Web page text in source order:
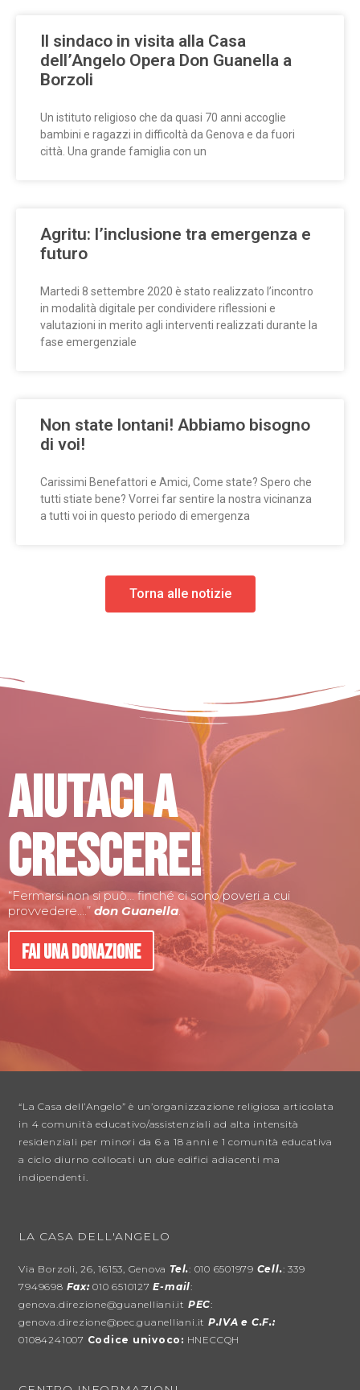
Il sindaco in visita alla Casa
dell’Angelo Opera Don Guanella a
Borzoli
Un istituto religioso che da quasi 70 anni accoglie
bambini e ragazzi in difficoltà da Genova e da fuori
città. Una grande famiglia con un
Agritu: l’inclusione tra emergenza e
futuro
Martedi 8 settembre 2020 è stato realizzato l’incontro
in modalità digitale per condividere riflessioni e
valutazioni in merito agli interventi realizzati durante la
fase emergenziale
Non state lontani! Abbiamo bisogno
di voi!
Carissimi Benefattori e Amici, Come state? Spero che
tutti stiate bene? Vorrei far sentire la nostra vicinanza
a tutti voi in questo periodo di emergenza
Torna alle notizie
Aiutaci a
crescere!
“Fermarsi non si può… finché ci sono poveri a cui
provvedere….” don Guanella.
Fai una donazione
“La Casa dell’Angelo” è un’organizzazione religiosa articolata
in 4 comunità educativo/assistenziali ad alta intensità
residenziali per minori da 6 a 18 anni e 1 comunità educativa
a ciclo diurno collocati un due edifici adiacenti ma
indipendenti.
LA CASA DELL'ANGELO
Via Borzoli, 26, 16153, Genova Tel.: 010 6501979 Cell.: 339
7949698 Fax: 010 6510127E-mail:
genova.direzione@guanelliani.it PEC:
genova.direzione@pec.guanelliani.it P.IVA e C.F.:
01084241007 Codice univoco: HNECCQH